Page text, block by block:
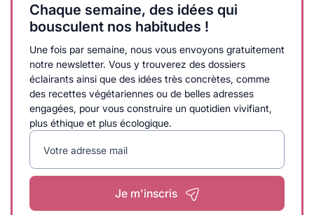
Chaque semaine, des idées qui
bousculent nos habitudes !
Une fois par semaine, nous vous envoyons gratuitement
notre newsletter. Vous y trouverez des dossiers
éclairants ainsi que des idées très concrètes, comme
des recettes végétariennes ou de belles adresses
engagées, pour vous construire un quotidien vivifiant,
plus éthique et plus écologique.
Votre adresse mail
Je m'inscris